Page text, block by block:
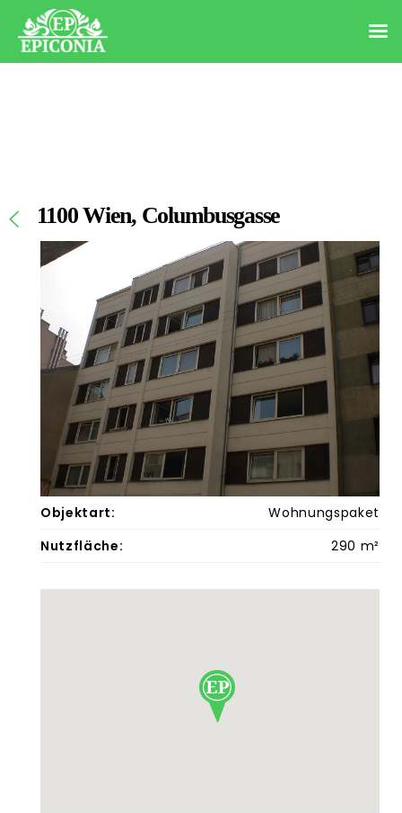
1100 Wien, Columbusgasse
Objektart:
Wohnungspaket
Nutzfläche:
290 m²